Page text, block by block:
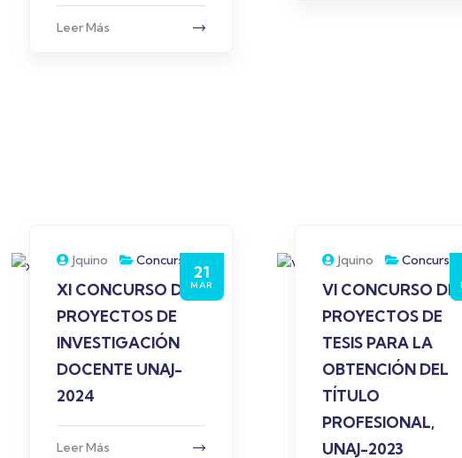
Leer Más
21
MAR
Jquino Concurso
XI CONCURSO DE
PROYECTOS DE
INVESTIGACIÓN
DOCENTE UNAJ-
2024
Leer Más
Jquino Concurso
VI CONCURSO DE
PROYECTOS DE
TESIS PARA LA
OBTENCIÓN DEL
TÍTULO
PROFESIONAL,
UNAJ-2023